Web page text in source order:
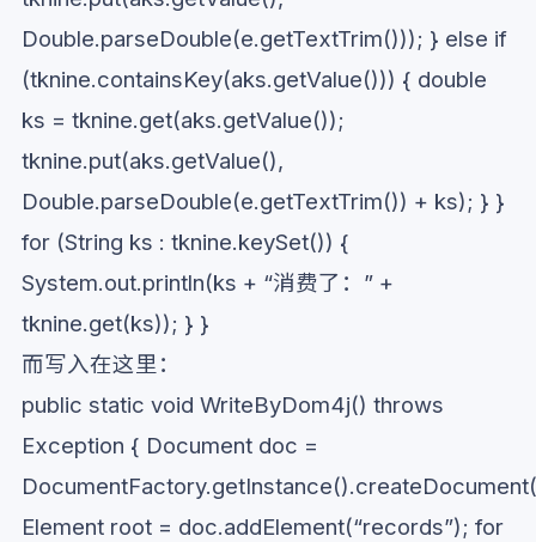
Double.parseDouble(e.getTextTrim())); } else if
(tknine.containsKey(aks.getValue())) { double
ks = tknine.get(aks.getValue());
tknine.put(aks.getValue(),
Double.parseDouble(e.getTextTrim()) + ks); } }
for (String ks : tknine.keySet()) {
System.out.println(ks + “消费了：” +
tknine.get(ks)); } }
而写入在这里：
public static void WriteByDom4j() throws
Exception { Document doc =
Element root = doc.addElement(“records”); for